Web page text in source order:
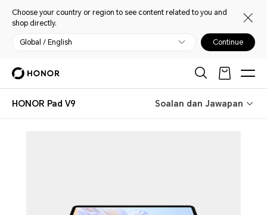
Choose your country or region to see content related to you and
shop directly.
Global / English Continue
HONOR Pad V9 Soalan dan Jawapan